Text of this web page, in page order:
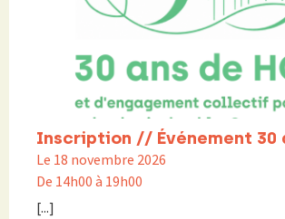
Inscription // Événement 30
Le 18 novembre 2026
De 14h00 à 19h00
[...]